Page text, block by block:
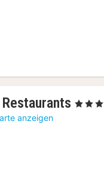
1
, 3 Sterne
anzeigen